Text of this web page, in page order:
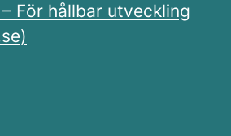
För hållbar utveckling